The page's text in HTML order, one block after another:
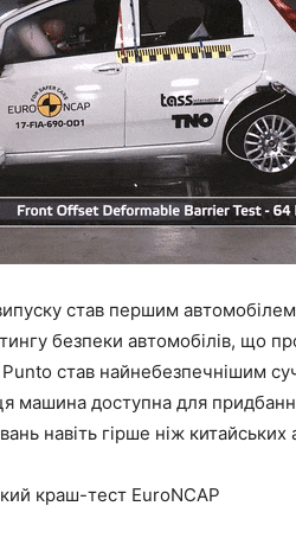
став першим
безпеки автомобілів, що
став найнебезпечнішим
машина доступна для
навіть гірше ніж китайських
краш-тест EuroNCAP